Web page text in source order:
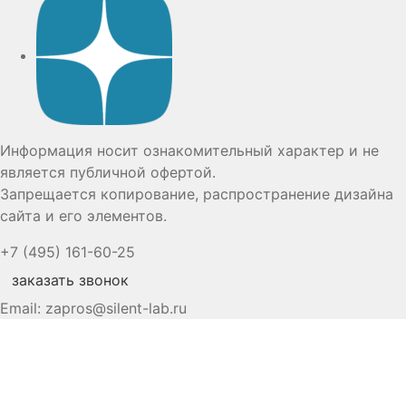
Информация носит ознакомительный характер и не
является публичной офертой.
Запрещается копирование, распространение дизайна
сайта и его элементов.
+7 (495) 161-60-25
заказать звонок
Email: zapros@silent-lab.ru